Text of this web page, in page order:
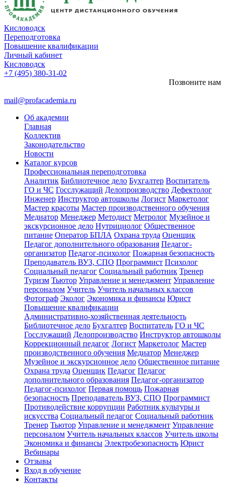
Кисловодск
Переподготовка
Повышение квалификации
Личный кабинет
Кисловодск
+7 (495) 380-31-02
Позвоните нам
mail@profacademia.ru
Об академии
Главная
Коллектив
Законодательство
Новости
Каталог курсов
Профессиональная переподготовка
Аналитик Библиотечное дело Бухгалтер Воспитатель
ГО и ЧС Госслужащий Делопроизводство Дефектолог
Инженер Инструктор автошколы Логист Маркетолог
Мастер красоты Мастер производственного обучения
Медиатор Менеджер Методист Метролог Музейное и
экскурсионное дело Нутрициолог Общественное
питание Оператор БПЛА Охрана труда Оценщик
Педагог дополнительного образования Педагог-
организатор Педагог-психолог Пожарная безопасность
Преподаватель ВУЗ, СПО Программист Психолог
Социальный педагог Социальный работник Тренер
Туризм Тьютор Управление и менеджмент Управление
персоналом Учитель Учитель начальных классов
Фотограф Эколог Экономика и финансы Юрист
Повышение квалификации
Административно-хозяйственная деятельность
Библиотечное дело Бухгалтер Воспитатель ГО и ЧС
Госслужащий Делопроизводство Инструктор автошколы
Коррекционный педагог Логист Маркетолог Мастер
производственного обучения Медиатор Менеджер
Музейное и экскурсионное дело Общественное питание
Охрана труда Оценщик Педагог Педагог
дополнительного образования Педагог-организатор
Педагог-психолог Первая помощь Пожарная
безопасность Преподаватель ВУЗ, СПО Программист
Противодействие коррупции Работник культуры и
искусства Социальный педагог Социальный работник
Тренер Тьютор Управление и менеджмент Управление
персоналом Учитель начальных классов Учитель школы
Экономика и финансы Электробезопасность Юрист
Вебинары
Отзывы
Вход в обучение
Контакты